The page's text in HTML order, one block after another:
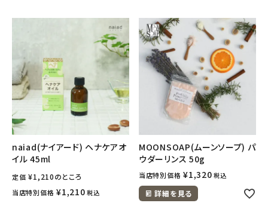
ようこそ ゲスト 様
person 会員登録
naiad(ナイアード) ヘナケアオ
イル 45ml
定価 ¥1,210のところ
当店特別価格 ¥1,210 税込
MOONSOAP(ムーンソープ) パ
ウダーリンス 50g
当店特別価格 ¥1,320 税込
詳細を見る